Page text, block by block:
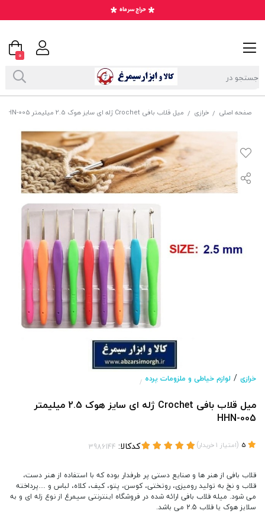
صفحه اصلی / خرازی / میل قلاب بافی Crochet ژله ای سایز هوک 2.5 میلیمتر HHN-005
خرازی / لوازم خیاطی و ملزومات پرده /
میل قلاب بافی Crochet ژله ای سایز هوک 2.5 میلیمتر
HHN-005
(امتیاز 1خریدار) کدکالا:
قلاب بافی از هنر ها و صنایع دستی پر طرفدار بوده که با استفاده از هنر دست،
قلاب و نخ به تولید رومیزی، روتختی، کوسن، پتو، کیف، کلاه، لباس و …پرداخته
می شود. میله قلاب بافی ارائه شده در فروشگاه اینترنتی سیمرغ از نوع زله ای و به
سلایز هوک یا قلاب 2.5 می باشد.
0